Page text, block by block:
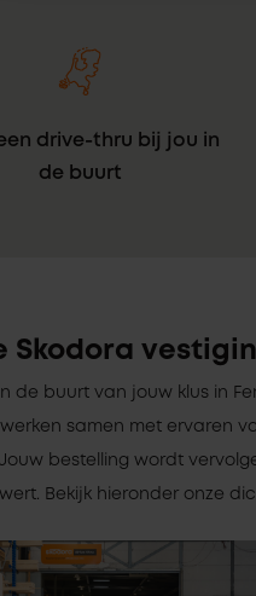
drive-thru bij jou in
de buurt
Skodora
de buurt van jouw klus in
samen met ervaren
bestelling wordt
Bekijk hieronder onze